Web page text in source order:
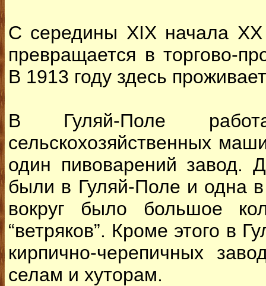
С середины ХІХ начала ХХ
превращается в торгово-
В 1913 году здесь
В Гуляй-Поле
сельскохозяйственных
один пивоварений завод.
были в Гуляй-Поле и одна
вокруг было большое
“ветряков”. Кроме этого в
кирпично-черепичных
селам и хуторам.